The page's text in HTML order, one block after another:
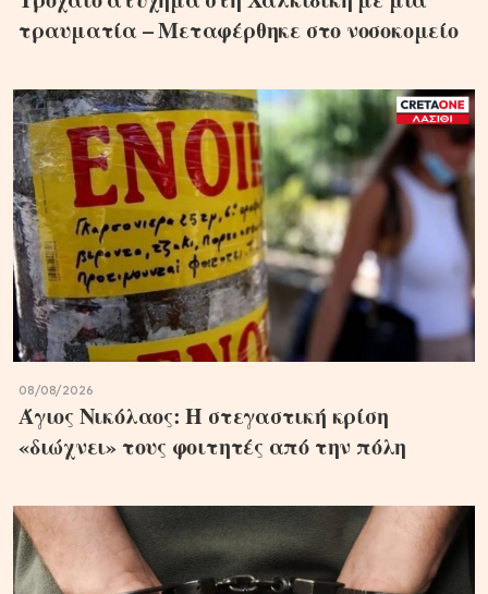
τραυματία – Μεταφέρθηκε στο νοσοκομείο
08/08/2026
Άγιος Νικόλαος: Η στεγαστική κρίση
«διώχνει» τους φοιτητές από την πόλη